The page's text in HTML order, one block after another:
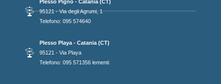
Plesso Pigno - Catania (CT)
95121 - Via degli Agrumi, 1
Telefono: 095 574640
Plesso Playa - Catania (CT)
95121 - Via Playa
Telefono: 095 571356 lementi